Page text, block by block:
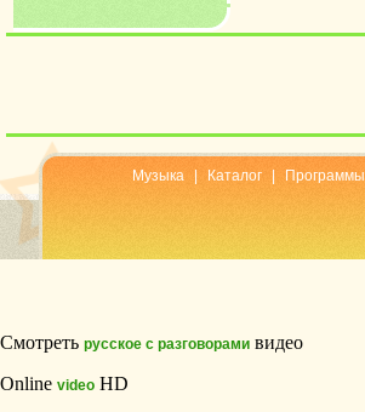
Музыка Каталог Программы
Смотреть русское с разговорами видео
Online video HD